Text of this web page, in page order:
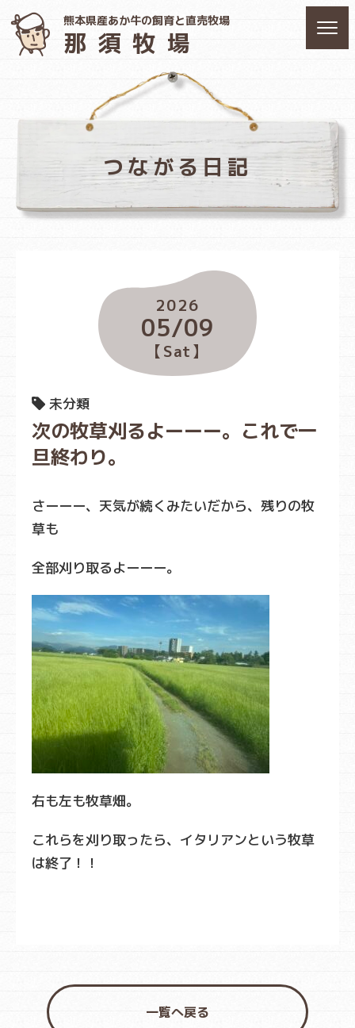
熊本県産あか牛の飼育と直売牧場
那須牧場
つながる日記
2026
05/09
【Sat】
未分類
次の牧草刈るよーーー。これで一
旦終わり。
さーーー、天気が続くみたいだから、残りの牧
草も
全部刈り取るよーーー。
右も左も牧草畑。
これらを刈り取ったら、イタリアンという牧草
は終了！！
一覧へ戻る